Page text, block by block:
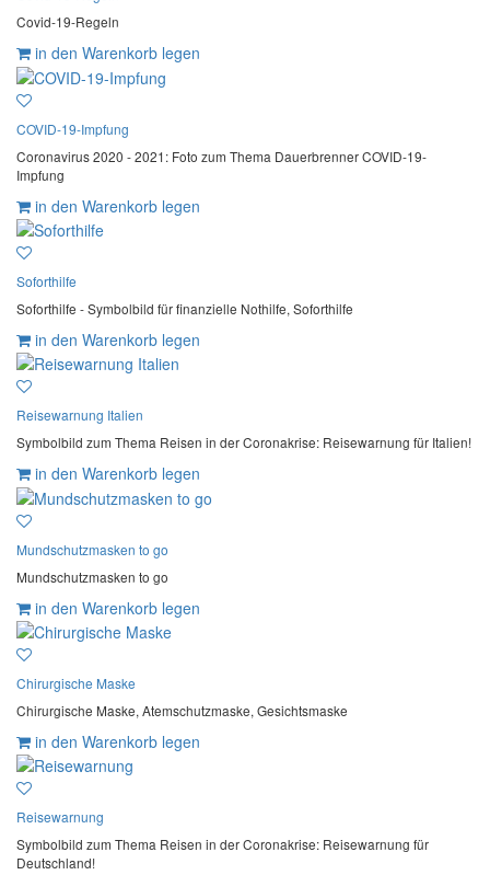
Covid-19-Regeln
in den Warenkorb legen
COVID-19-Impfung
Coronavirus 2020 - 2021: Foto zum Thema Dauerbrenner COVID-19-
Impfung
in den Warenkorb legen
Soforthilfe
Soforthilfe - Symbolbild für finanzielle Nothilfe, Soforthilfe
in den Warenkorb legen
Reisewarnung Italien
Symbolbild zum Thema Reisen in der Coronakrise: Reisewarnung für Italien!
in den Warenkorb legen
Mundschutzmasken to go
Mundschutzmasken to go
in den Warenkorb legen
Chirurgische Maske
Chirurgische Maske, Atemschutzmaske, Gesichtsmaske
in den Warenkorb legen
Reisewarnung
Symbolbild zum Thema Reisen in der Coronakrise: Reisewarnung für
Deutschland!